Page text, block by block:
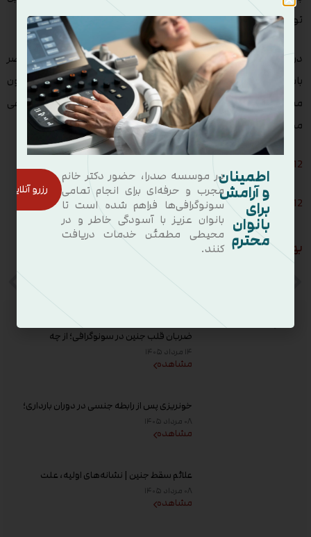
ضربان قلب جنین در سونوگرافی؛ از چه
هفته‌ای دیده می‌شود؟
۱۴ مرداد ۱۴۰۵
مشاهده
خونریزی پس از رابطه جنسی در دوران بارداری؛
علت و زمان مراجعه به پزشک
۰۸ مرداد ۱۴۰۵
مشاهده
علائم سقط جنین | نشانه‌های اولیه، علت
خونریزی، عوامل خطر و زمان مراجعه به پزشک
۰۸ مرداد ۱۴۰۵
مشاهده
توجهی افزایش می یابد.
در نظر داشته باشید که مصرف زیاد برخی مواد گاهی می تواند مضر
باشد. از مصرف زیاد هرگونه ویتامین اجتناب کنید و هرگز بدون
مشورت با مراقب سلامت خود، مکمل اضافی یا داروهای گیاهی
مصرف نکنید.
12 گام برای داشتن دوران بارداری سالم – بخش دوم
12 گام برای داشتن دوران بارداری سالم – بخش سوم
بهترین سونوگرافی تهران
اطمینان
و آرامش
برای
بانوان
محترم
در موسسه صدرا، حضور دکتر خانم
مجرب و حرفه‌ای برای انجام تمامی
سونوگرافی‌ها فراهم شده است تا
بانوان عزیز با آسودگی خاطر و در
محیطی مطمئن خدمات دریافت
کنند.
رزرو آنلاین